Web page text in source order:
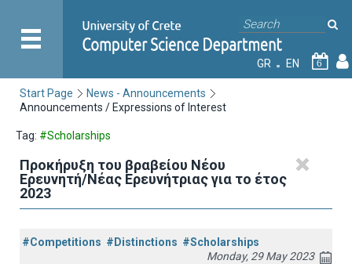
GR EN 6
Start Page
News - Announcements
Announcements / Expressions of Interest
Tag: #Scholarships
Προκήρυξη του βραβείου Νέου
Ερευνητή/Νέας Ερευνήτριας για το έτος
2023
#Competitions #Distinctions #Scholarships
Monday, 29 May 2023